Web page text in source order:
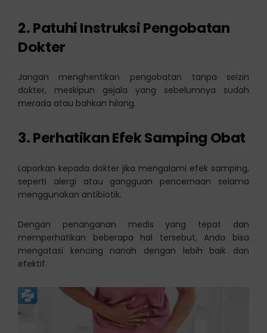
2. Patuhi Instruksi Pengobatan
Dokter
Jangan menghentikan pengobatan tanpa seizin
dokter, meskipun gejala yang sebelumnya sudah
merada atau bahkan hilang.
3. Perhatikan Efek Samping Obat
Laporkan kepada dokter jika mengalami efek samping,
seperti alergi atau gangguan pencernaan selama
menggunakan antibiotik.
Dengan penanganan medis yang tepat dan
memperhatikan beberapa hal tersebut, Anda bisa
mengatasi kencing nanah dengan lebih baik dan
efektif.